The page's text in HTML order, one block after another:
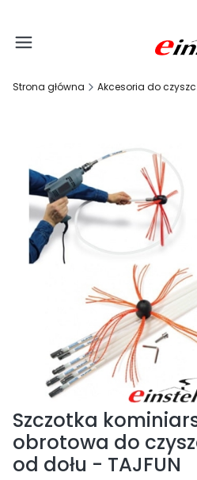
Strona główna
Szczotka
obrotowa do
od dołu - TAJFUN